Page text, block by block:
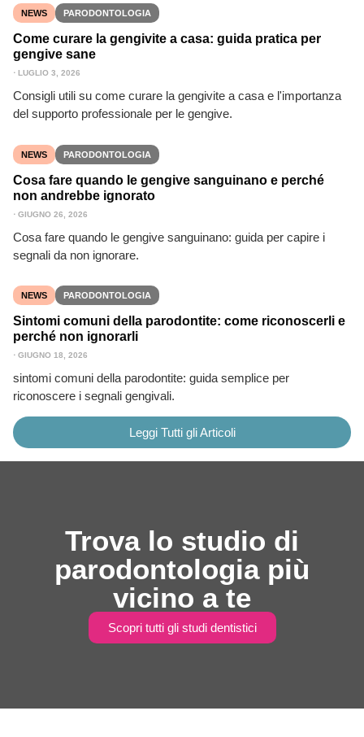
NEWS PARODONTOLOGIA
Come curare la gengivite a casa: guida pratica per
gengive sane
⋅ LUGLIO 3, 2026
Consigli utili su come curare la gengivite a casa e l'importanza
del supporto professionale per le gengive.
NEWS PARODONTOLOGIA
Cosa fare quando le gengive sanguinano e perché
non andrebbe ignorato
⋅ GIUGNO 26, 2026
Cosa fare quando le gengive sanguinano: guida per capire i
segnali da non ignorare.
NEWS PARODONTOLOGIA
Sintomi comuni della parodontite: come riconoscerli e
perché non ignorarli
⋅ GIUGNO 18, 2026
sintomi comuni della parodontite: guida semplice per
riconoscere i segnali gengivali.
Leggi Tutti gli Articoli
Trova lo studio di
parodontologia più
vicino a te
Scopri tutti gli studi dentistici